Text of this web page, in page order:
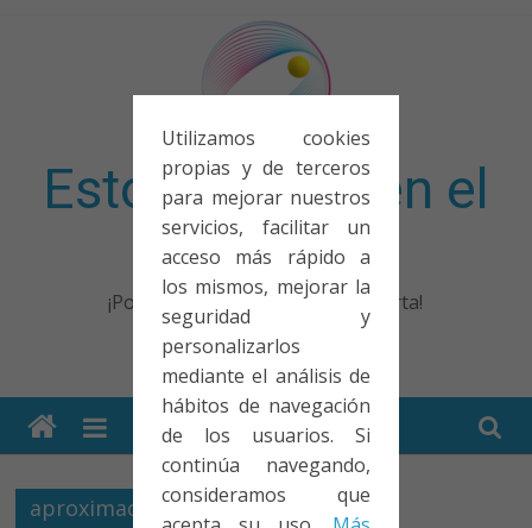
Utilizamos cookies
propias y de terceros
para mejorar nuestros
servicios, facilitar un
acceso más rápido a
los mismos, mejorar la
seguridad y
personalizarlos
mediante el análisis de
hábitos de navegación
de los usuarios. Si
continúa navegando,
consideramos que
Esto no entra en el
examen
¡Porque no solo el examen importa!
aproximación de rayos